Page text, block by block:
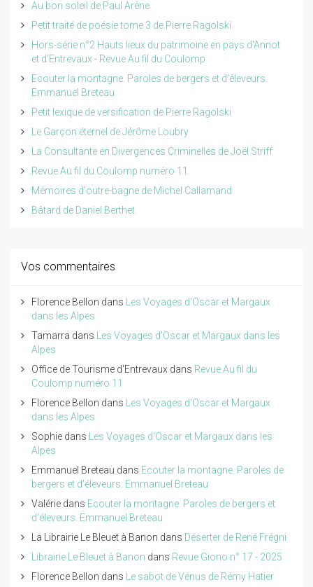
Au bon soleil de Paul Arène
Petit traité de poésie tome 3 de Pierre Ragolski
Hors-série n°2 Hauts lieux du patrimoine en pays d'Annot
et d'Entrevaux - Revue Au fil du Coulomp
Ecouter la montagne. Paroles de bergers et d'éleveurs.
Emmanuel Breteau
Petit lexique de versification de Pierre Ragolski
Le Garçon éternel de Jérôme Loubry
La Consultante en Divergences Criminelles de Joël Striff
Revue Au fil du Coulomp numéro 11
Mémoires d'outre-bagne de Michel Callamand
Bâtard de Daniel Berthet
Vos commentaires
Florence Bellon dans
Les Voyages d'Oscar et Margaux
dans les Alpes
Tamarra dans
Les Voyages d'Oscar et Margaux dans les
Alpes
Office de Tourisme d'Entrevaux dans Revue Au fil du
Coulomp numéro 11
Florence Bellon dans
Les Voyages d'Oscar et Margaux
dans les Alpes
Sophie dans
Les Voyages d'Oscar et Margaux dans les
Alpes
Emmanuel Breteau dans Ecouter la montagne. Paroles de
bergers et d'éleveurs. Emmanuel Breteau
Valérie dans Ecouter la montagne. Paroles de bergers et
d'éleveurs. Emmanuel Breteau
La Librairie Le Bleuet à Banon dans Déserter de René Frégni
Librairie Le Bleuet à Banon dans Revue Giono n° 17 - 2025
Florence Bellon dans
Le sabot de Vénus de Rémy Hatier